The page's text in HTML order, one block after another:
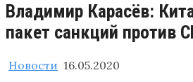
Владимир Карасёв:
пакет санкций против
Новости 16.05.2020